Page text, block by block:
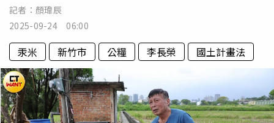
記者： 顏瑋辰
2025-09-24 06:00
汞米 新竹市 公糧 李長榮 國土計畫法